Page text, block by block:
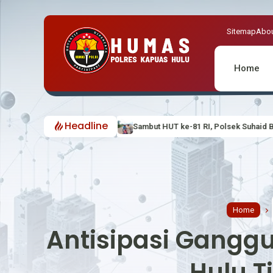
Sitemap
Home
Headline
Sambut HUT ke-81 RI, Polsek Suhaid Bagikan Bendera Merah
Home
Antisipasi